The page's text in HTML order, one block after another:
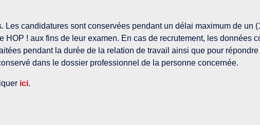
Les candidatures sont conservées pendant un délai maximum de un
! aux fins de leur examen. En cas de recrutement, les données
pendant la durée de la relation de travail ainsi que pour
dans le dossier professionnel de la personne concernée.
ici.